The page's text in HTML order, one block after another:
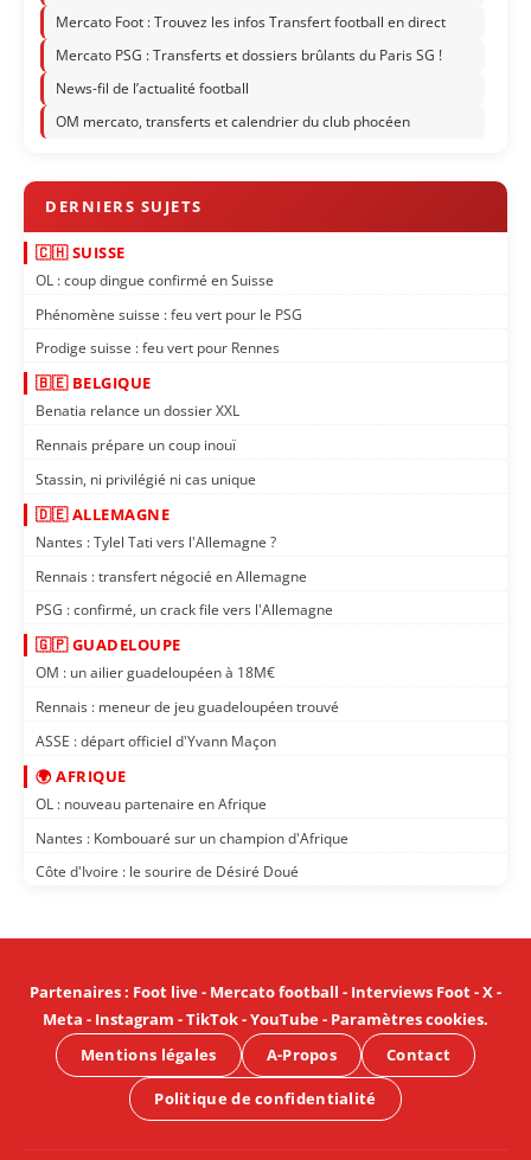
Mercato Foot : Trouvez les infos Transfert football en direct
Mercato PSG : Transferts et dossiers brûlants du Paris SG !
News-fil de l’actualité football
OM mercato, transferts et calendrier du club phocéen
🇨🇭 SUISSE
OL : coup dingue confirmé en Suisse
Phénomène suisse : feu vert pour le PSG
Prodige suisse : feu vert pour Rennes
🇧🇪 BELGIQUE
Benatia relance un dossier XXL
Rennais prépare un coup inouï
Stassin, ni privilégié ni cas unique
🇩🇪 ALLEMAGNE
Nantes : Tylel Tati vers l'Allemagne ?
Rennais : transfert négocié en Allemagne
PSG : confirmé, un crack file vers l'Allemagne
🇬🇵 GUADELOUPE
OM : un ailier guadeloupéen à 18M€
Rennais : meneur de jeu guadeloupéen trouvé
ASSE : départ officiel d'Yvann Maçon
🌍 AFRIQUE
OL : nouveau partenaire en Afrique
Nantes : Kombouaré sur un champion d'Afrique
Côte d'Ivoire : le sourire de Désiré Doué
Partenaires: Foot live- Mercato football - Interviews Foot-X-
Meta - Instagram -TikTok-YouTube- Paramètres cookies.
Mentions légales
A-Propos Contact
Politique de confidentialité